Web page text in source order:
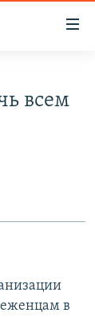
всем
в